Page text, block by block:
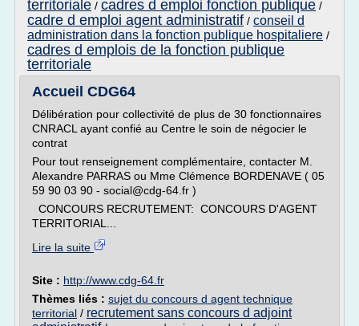
territoriale / cadres d emploi fonction publique /
cadre d emploi agent administratif / conseil d
administration dans la fonction publique hospitaliere /
cadres d emplois de la fonction publique
territoriale
Accueil CDG64
Délibération pour collectivité de plus de 30 fonctionnaires
CNRACL ayant confié au Centre le soin de négocier le
contrat
Pour tout renseignement complémentaire, contacter M.
Alexandre PARRAS ou Mme Clémence BORDENAVE ( 05
59 90 03 90 - social@cdg-64.fr )
CONCOURS RECRUTEMENT: CONCOURS D'AGENT
TERRITORIAL...
Lire la suite
Site : http://www.cdg-64.fr
Thèmes liés : sujet du concours d agent technique
territorial / recrutement sans concours d adjoint